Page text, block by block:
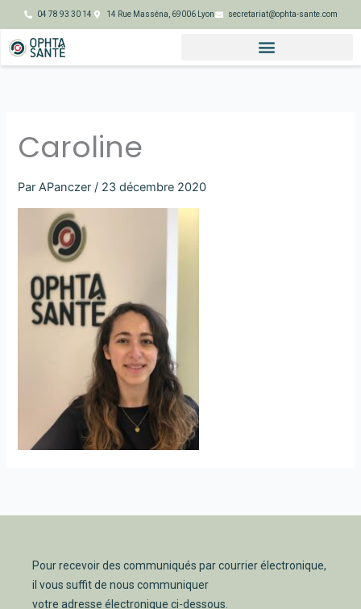
au
contenu
04 78 93 30 14 14 Rue Masséna, 69006 Lyon secretariat@ophta-sante.com
Caroline
ParAPanczer/ 23 décembre 2020
Pour recevoir des communiqués par courrier électronique,
il vous suffit de nous communiquer
votre adresse électronique ci-dessous.